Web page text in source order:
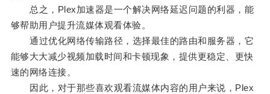
总之，Plex加速器是一个解决网络延迟问题的利器，能
够帮助用户提升流媒体观看体验。
通过优化网络传输路径，选择最佳的路由和服务器，它
能够大大减少视频加载时间和卡顿现象，提供更稳定、更快
速的网络连接。
因此，对于那些喜欢观看流媒体内容的用户来说，Plex